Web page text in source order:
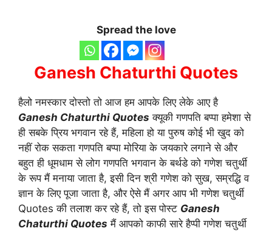
Spread the love
Ganesh Chaturthi Quotes
हैलो नमस्कार दोस्तो तो आज हम आपके लिए लेके आए है
Ganesh Chaturthi Quotes क्यूकी गणपति बप्पा हमेशा से
ही सबके प्रिय भगवान रहे हैं, महिला हो या पुरुष कोई भी खुद को
नहीं रोक सकता गणपति बप्पा मोरिया के जयकारे लगाने से और
बहुत ही धूमधाम से लोग गणपति भगवान के बर्थडे को गणेश चतुर्थी
के रूप मैं मनाया जाता है, इसी दिन श्री गणेश को सुख, सम्रद्धि व
ज्ञान के लिए पूजा जाता है, और ऐसे मैं अगर आप भी गणेश चतुर्थी
Quotes की तलाश कर रहे हैं, तो इस पोस्ट Ganesh
Chaturthi Quotes मैं आपको काफी सारे हैप्पी गणेश चतुर्थी